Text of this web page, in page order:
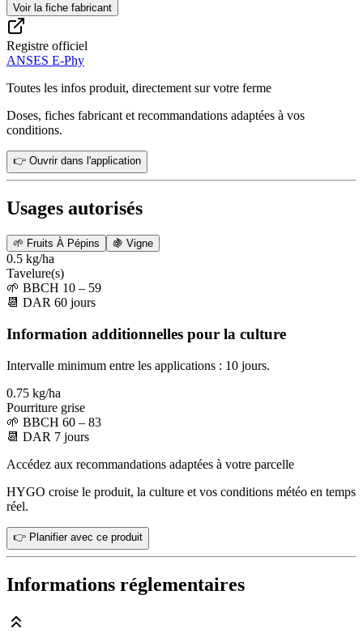
Voir la fiche fabricant
Registre officiel
ANSES E-Phy
Toutes les infos produit, directement sur votre ferme
Doses, fiches fabricant et recommandations adaptées à vos
conditions.
👉 Ouvrir dans l'application
Usages autorisés
🌱 Fruits À Pépins 🍇 Vigne
0.5 kg/ha
Tavelure(s)
🌱 BBCH 10 – 59
📆 DAR 60 jours
Information additionnelles pour la culture
Intervalle minimum entre les applications : 10 jours.
0.75 kg/ha
Pourriture grise
🌱 BBCH 60 – 83
📆 DAR 7 jours
Accédez aux recommandations adaptées à votre parcelle
HYGO croise le produit, la culture et vos conditions météo en temps
réel.
👉 Planifier avec ce produit
Informations réglementaires